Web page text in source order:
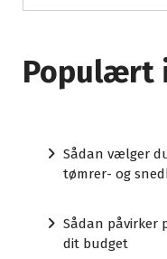
Populært
Sådan vælger
tømrer- og
Sådan påvirker
dit budget